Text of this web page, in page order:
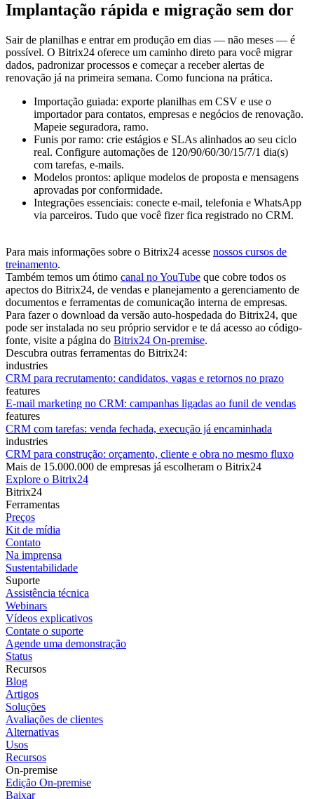
Implantação rápida e migração sem dor
Sair de planilhas e entrar em produção em dias — não meses — é
possível. O Bitrix24 oferece um caminho direto para você migrar
dados, padronizar processos e começar a receber alertas de
renovação já na primeira semana. Como funciona na prática.
Importação guiada: exporte planilhas em CSV e use o
importador para contatos, empresas e negócios de renovação.
Mapeie seguradora, ramo.
Funis por ramo: crie estágios e SLAs alinhados ao seu ciclo
real. Configure automações de 120/90/60/30/15/7/1 dia(s)
com tarefas, e-mails.
Modelos prontos: aplique modelos de proposta e mensagens
aprovadas por conformidade.
Integrações essenciais: conecte e-mail, telefonia e WhatsApp
via parceiros. Tudo que você fizer fica registrado no CRM.
Para mais informações sobre o Bitrix24 acesse nossos cursos de
treinamento.
Também temos um ótimo canal no YouTube que cobre todos os
apectos do Bitrix24, de vendas e planejamento a gerenciamento de
documentos e ferramentas de comunicação interna de empresas.
Para fazer o download da versão auto-hospedada do Bitrix24, que
pode ser instalada no seu próprio servidor e te dá acesso ao código-
fonte, visite a página do Bitrix24 On-premise.
Descubra outras ferramentas do Bitrix24:
industries
CRM para recrutamento: candidatos, vagas e retornos no prazo
features
E-mail marketing no CRM: campanhas ligadas ao funil de vendas
features
CRM com tarefas: venda fechada, execução já encaminhada
industries
CRM para construção: orçamento, cliente e obra no mesmo fluxo
Mais de 15.000.000 de empresas já escolheram o Bitrix24
Explore o Bitrix24
Bitrix24
Ferramentas
Preços
Kit de mídia
Contato
Na imprensa
Sustentabilidade
Suporte
Assistência técnica
Webinars
Vídeos explicativos
Contate o suporte
Agende uma demonstração
Status
Recursos
Blog
Artigos
Soluções
Avaliações de clientes
Alternativas
Usos
Recursos
On-premise
Edição On-premise
Baixar